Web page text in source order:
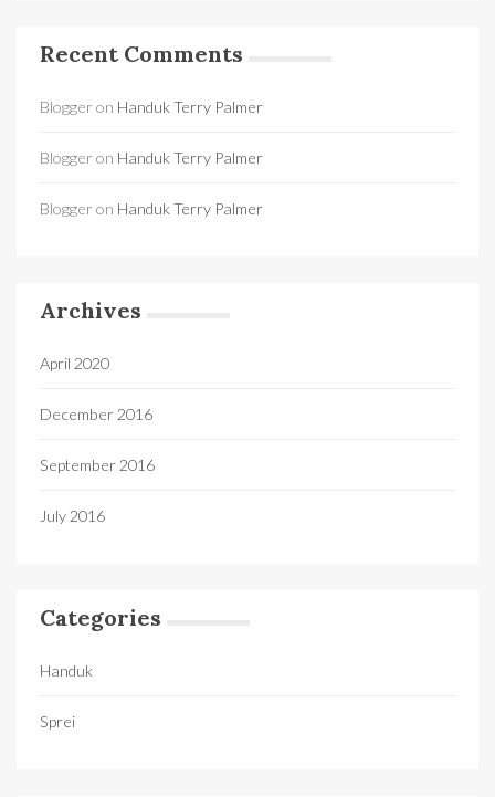
Recent Comments
Bloggeron Handuk Terry Palmer
Bloggeron Handuk Terry Palmer
Bloggeron Handuk Terry Palmer
Archives
April 2020
December 2016
September 2016
July 2016
Categories
Handuk
Sprei